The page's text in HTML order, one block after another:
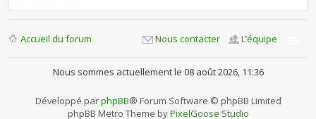
Accueil du forum L’équipe
Nous contacter
Nous sommes actuellement le 08 août 2026, 11:36
Développé parphpBB® Forum Software © phpBB Limited
phpBB Metro Theme byPixelGoose Studio